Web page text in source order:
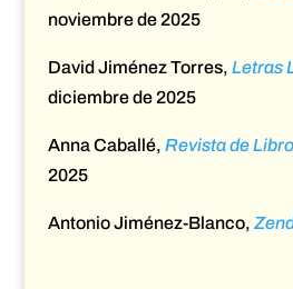
noviembre de 2025
David Jiménez Torres, Letras
diciembre de 2025
Anna Caballé, Revista de
2025
Antonio Jiménez-Blanco,